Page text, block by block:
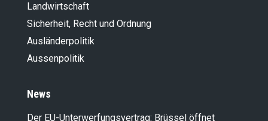
Landwirt­schaft
Sicherheit, Recht und Ordnung
Ausländer­politik
Aussenpolitik
News
Der EU-Unterwerfungsvertrag: Brüssel öffnet